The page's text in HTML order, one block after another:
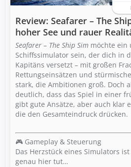
Review: Seafarer – The
hoher See und rauer
Seafarer – The Ship Sim möchte ein
Schiffssimulator sein, der dich in
Kapitäns versetzt – mit großen
Rettungseinsätzen und
stark, die Ambitionen groß. Doch
deutlich, dass das Spiel in einer
gibt gute Ansätze, aber auch klar
die den Gesamteindruck drücken.
🎮 Gameplay & Steuerung
Das Herzstück eines Simulators
genau hier tut…